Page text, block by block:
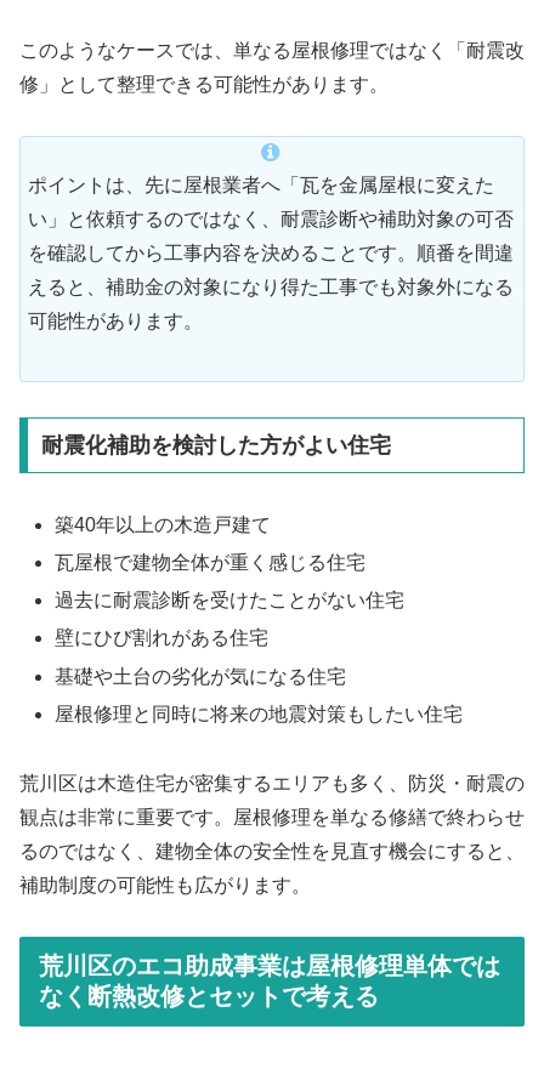
このようなケースでは、単なる屋根修理ではなく「耐震改
修」として整理できる可能性があります。
ポイントは、先に屋根業者へ「瓦を金属屋根に変えた
い」と依頼するのではなく、耐震診断や補助対象の可否
を確認してから工事内容を決めることです。順番を間違
えると、補助金の対象になり得た工事でも対象外になる
可能性があります。
耐震化補助を検討した方がよい住宅
築40年以上の木造戸建て
瓦屋根で建物全体が重く感じる住宅
過去に耐震診断を受けたことがない住宅
壁にひび割れがある住宅
基礎や土台の劣化が気になる住宅
屋根修理と同時に将来の地震対策もしたい住宅
荒川区は木造住宅が密集するエリアも多く、防災・耐震の
観点は非常に重要です。屋根修理を単なる修繕で終わらせ
るのではなく、建物全体の安全性を見直す機会にすると、
補助制度の可能性も広がります。
荒川区のエコ助成事業は屋根修理単体では
なく断熱改修とセットで考える